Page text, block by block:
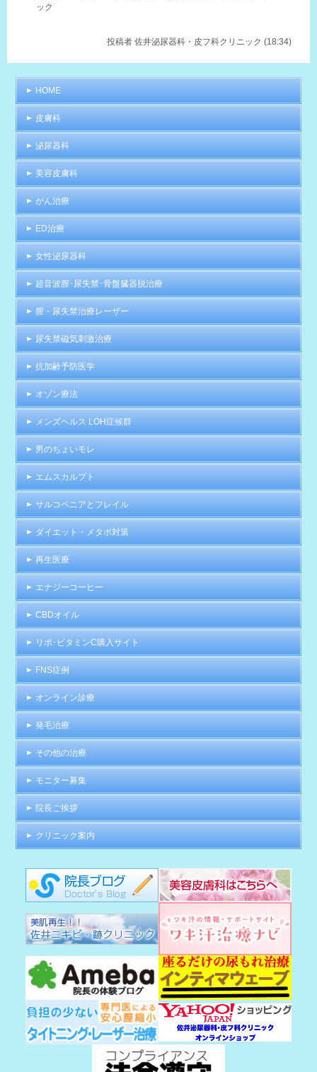
ック
投稿者 佐井泌尿器科・皮フ科クリニック (18:34)
HOME
皮膚科
泌尿器科
美容皮膚科
がん治療
ED治療
女性泌尿器科
超音波膣･尿失禁･骨盤臓器脱治療
膣・尿失禁治療レーザー
尿失禁磁気刺激治療
抗加齢予防医学
オゾン療法
メンズヘルス LOH症候群
男のちょいモレ
エムスカルプト
サルコペニアとフレイル
ダイエット・メタボ対策
再生医療
エナジーコーヒー
CBDオイル
リポ･ビタミンC購入サイト
FNS症例
オンライン診療
発毛治療
その他の治療
モニター募集
院長ご挨拶
クリニック案内